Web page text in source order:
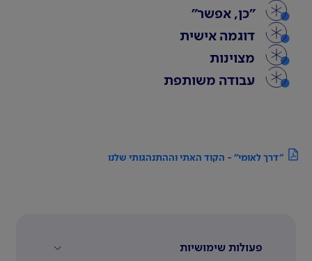
"כן, אפשר"
דוגמה אישית
מצוינות
עבודה משותפת
"דרך לאומי" - הקוד האתי וההתנהגותי שלנו
פעולות שימושיות